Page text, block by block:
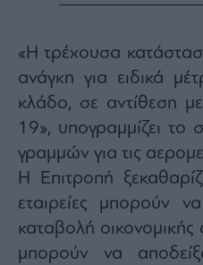
«Η τρέχουσα
ανάγκη για ειδικά
κλάδο, σε αντίθεση
19», υπογραμμίζει το
γραμμών για τις
Η Επιτροπή
εταιρείες μπορούν
καταβολή
μπορούν να